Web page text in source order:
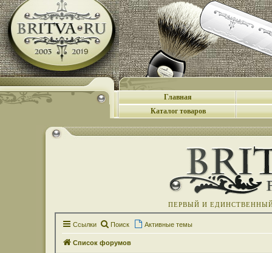
Главная
Каталог товаров
ПЕРВЫЙ И
Ссылки Поиск Активные темы
Список форумов